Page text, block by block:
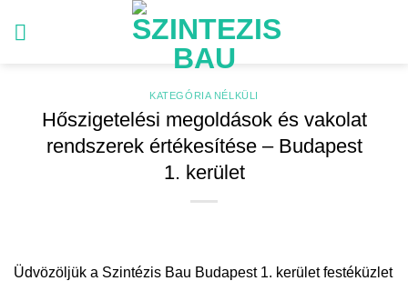
KATEGÓRIA NÉLKÜLI
Hőszigetelési megoldások és vakolat
rendszerek értékesítése – Budapest
1. kerület
Üdvözöljük a Szintézis Bau Budapest 1. kerület festéküzlet